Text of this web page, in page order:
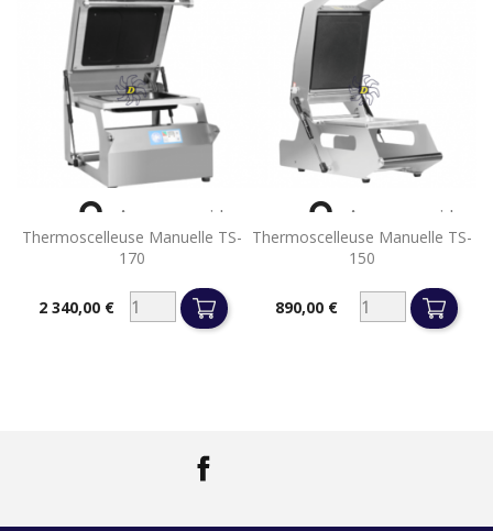
Thermoscelleuse Manuelle TS-
170
Prix2 340,00 €
 Aperçu rapide
Thermoscelleuse Manuelle TS-
150
Prix890,00 €
 Aperçu rapide